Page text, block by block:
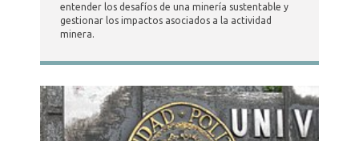
entender los desafíos de una minería sustentable y
gestionar los impactos asociados a la actividad
minera.